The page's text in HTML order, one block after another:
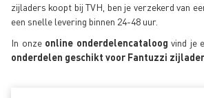
zijladers koopt bij TVH, ben je verzekerd van
een snelle levering binnen 24-48 uur.
In onze online onderdelencataloog vind je
onderdelen geschikt voor Fantuzzi